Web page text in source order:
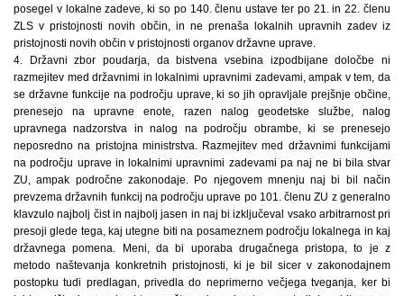
posegel v lokalne zadeve, ki so po 140. členu ustave ter po 21. in 22. členu
ZLS v pristojnosti novih občin, in ne prenaša lokalnih upravnih zadev iz
pristojnosti novih občin v pristojnosti organov državne uprave.
4. Državni zbor poudarja, da bistvena vsebina izpodbijane določbe ni
razmejitev med državnimi in lokalnimi upravnimi zadevami, ampak v tem, da
se državne funkcije na področju uprave, ki so jih opravljale prejšnje občine,
prenesejo na upravne enote, razen nalog geodetske službe, nalog
upravnega nadzorstva in nalog na področju obrambe, ki se prenesejo
neposredno na pristojna ministrstva. Razmejitev med državnimi funkcijami
na področju uprave in lokalnimi upravnimi zadevami pa naj ne bi bila stvar
ZU, ampak področne zakonodaje. Po njegovem mnenju naj bi bil način
prevzema državnih funkcij na področju uprave po 101. členu ZU z generalno
klavzulo najbolj čist in najbolj jasen in naj bi izključeval vsako arbitrarnost pri
presoji glede tega, kaj utegne biti na posameznem področju lokalnega in kaj
državnega pomena. Meni, da bi uporaba drugačnega pristopa, to je z
metodo naštevanja konkretnih pristojnosti, ki je bil sicer v zakonodajnem
postopku tudi predlagan, privedla do neprimerno večjega tveganja, ker bi